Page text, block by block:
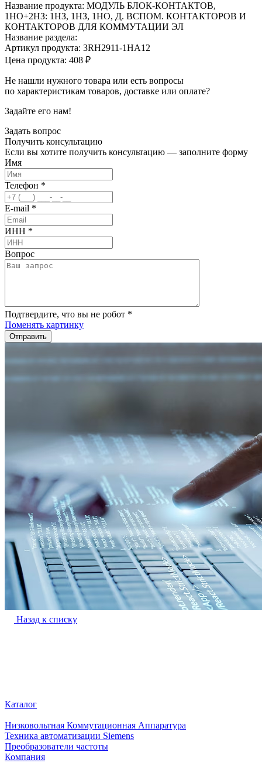
Название продукта: МОДУЛЬ БЛОК-КОНТАКТОВ,
1НО+2НЗ: 1НЗ, 1НЗ, 1НО, Д. ВСПОМ. КОНТАКТОРОВ И
КОНТАКТОРОВ ДЛЯ КОММУТАЦИИ ЭЛ
Название раздела:
Артикул продукта: 3RH2911-1HA12
Цена продукта: 408 ₽
Не нашли нужного товара или есть вопросы
по характеристикам товаров, доставке или оплате?
Задайте его нам!
Задать вопрос
Получить консультацию
Если вы хотите получить консультацию — заполните форму
Имя
Телефон *
E-mail *
ИНН *
Вопрос
Подтвердите, что вы не робот *
Поменять картинку
Назад к списку
Каталог
Низковольтная Коммутационная Аппаратура
Техника автоматизации Siemens
Преобразователи частоты
Компания